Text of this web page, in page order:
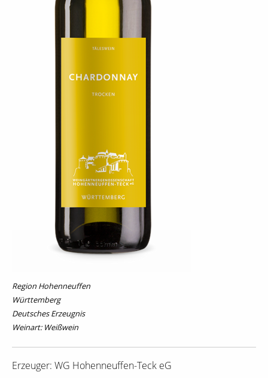
Region Hohenneuffen
Württemberg
Deutsches Erzeugnis
Weinart: Weißwein
Erzeuger: WG Hohenneuffen-Teck eG